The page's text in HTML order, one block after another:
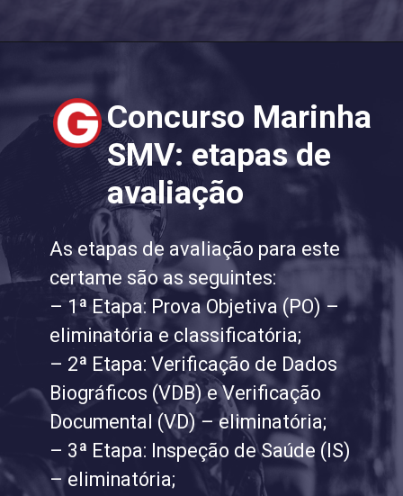
Concurso Marinha
SMV: etapas de
avaliação
As etapas de avaliação para este
certame são as seguintes:
– 1ª Etapa: Prova Objetiva (PO) –
eliminatória e classificatória;
– 2ª Etapa: Verificação de Dados
Biográficos (VDB) e Verificação
Documental (VD) – eliminatória;
– 3ª Etapa: Inspeção de Saúde (IS)
– eliminatória;